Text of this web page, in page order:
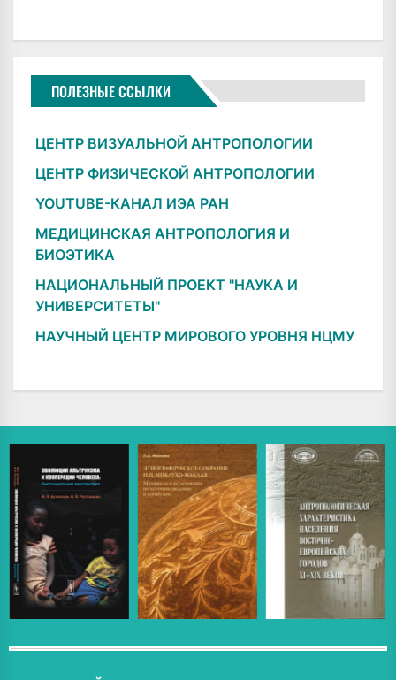
ПОЛЕЗНЫЕ ССЫЛКИ
ЦЕНТР ВИЗУАЛЬНОЙ АНТРОПОЛОГИИ
ЦЕНТР ФИЗИЧЕСКОЙ АНТРОПОЛОГИИ
YOUTUBE-КАНАЛ ИЭА РАН
МЕДИЦИНСКАЯ АНТРОПОЛОГИЯ И
БИОЭТИКА
НАЦИОНАЛЬНЫЙ ПРОЕКТ "НАУКА И
УНИВЕРСИТЕТЫ"
НАУЧНЫЙ ЦЕНТР МИРОВОГО УРОВНЯ НЦМУ